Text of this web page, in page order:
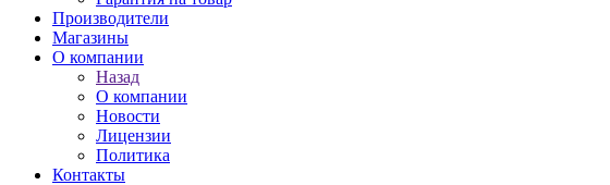
Производители
Магазины
О компании
Назад
О компании
Новости
Лицензии
Политика
Контакты